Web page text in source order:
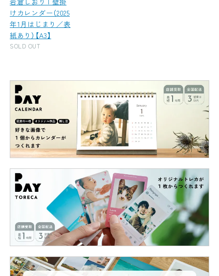
けカレンダー（2025
年1月はじまり／表
紙あり）【A3】
SOLD OUT